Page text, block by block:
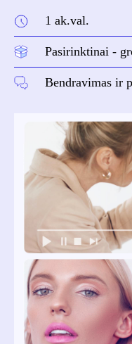
1 ak.val.
Pasirinktinai -
Bendravimas ir